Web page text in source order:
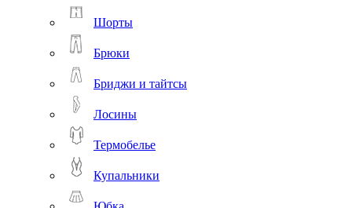
Шорты
Брюки
Бриджи и тайтсы
Лосины
Термобелье
Купальники